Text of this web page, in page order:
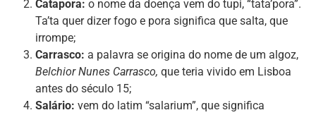
Catapora: o nome da doença vem do tupi, “tata’pora”.
Ta’ta quer dizer fogo e pora significa que salta, que
irrompe;
Carrasco: a palavra se origina do nome de um algoz,
Belchior Nunes Carrasco, que teria vivido em Lisboa
antes do século 15;
Salário: vem do latim “salarium”, que significa